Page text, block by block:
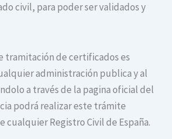
civil, para poder ser validados y
tramitación de certificados es
administración publica y al
a través de la pagina oficial del
podrá realizar este trámite
Registro Civil de España.